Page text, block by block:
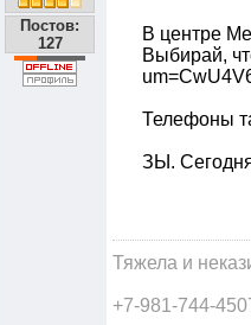
Постов:
127
В центре
Выбирай,
Телефоны
ЗЫ.
Тяжела и
+7-981-744-